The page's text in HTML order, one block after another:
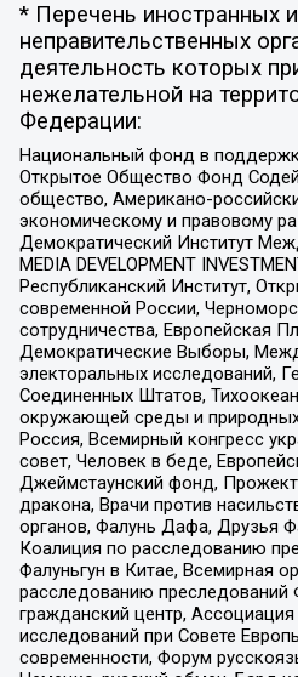
* Перечень иностранных
неправительственных
деятельность которых
нежелательной на
Федерации:
Национальный фонд в
Открытое Общество Фонд
общество, Американо-
экономическому и правовому
Демократический Институт
MEDIA DEVELOPMENT
Республиканский Институт,
современной России,
сотрудничества, Европейская
Демократические Выборы,
электоральных исследований,
Соединенных Штатов,
окружающей среды и
Россия, Всемирный конгресс
совет, Человек в беде,
Джеймстаунский фонд,
дракона, Врачи против
органов, Фалунь Дафа, Друзья
Коалиция по расследованию
Фалуньгун в Китае, Всемирная
расследованию преследований
гражданский центр,
исследований при Совете
современности, Форум